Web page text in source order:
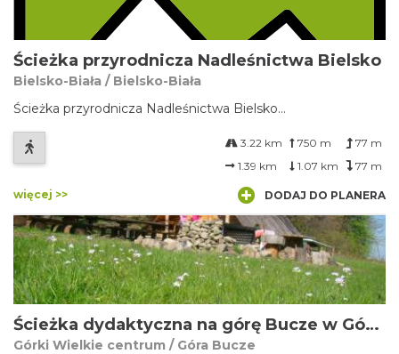
Ścieżka przyrodnicza Nadleśnictwa Bielsko
Bielsko-Biała / Bielsko-Biała
Ścieżka przyrodnicza Nadleśnictwa Bielsko...
3.22 km 750 m
77 m
1.39 km
1.07 km 77 m
więcej >> DODAJ DO PLANERA
Ścieżka dydaktyczna na górę Bucze w Górkach Wielkich
Górki Wielkie centrum / Góra Bucze